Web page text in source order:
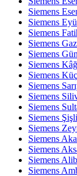
Siemens
Siemens
Siemens
Siemens
Siemens
Siemens
Siemens
Siemens
Siemens
Siemens
Siemens
Siemens
Siemens
Siemens
Siemens
Siemens